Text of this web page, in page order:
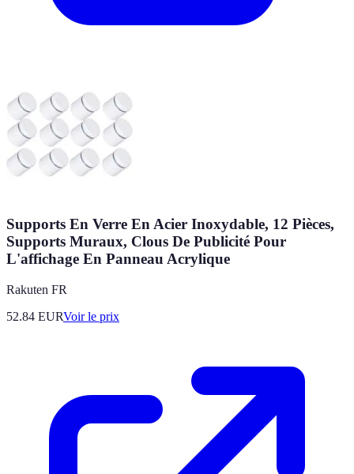
Supports En Verre En Acier Inoxydable, 12 Pièces,
Supports Muraux, Clous De Publicité Pour
L'affichage En Panneau Acrylique
Rakuten FR
52.84 EURVoir le prix